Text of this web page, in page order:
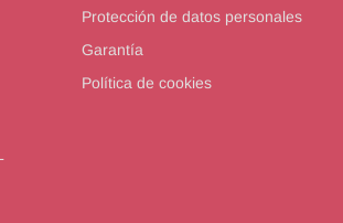
Protección de datos personales
Garantía
Política de cookies